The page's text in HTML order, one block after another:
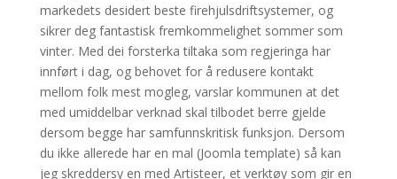
markedets desidert beste firehjulsdriftsystemer, og
sikrer deg fantastisk fremkommelighet sommer som
vinter. Med dei forsterka tiltaka som regjeringa har
innført i dag, og behovet for å redusere kontakt
mellom folk mest mogleg, varslar kommunen at det
med umiddelbar verknad skal tilbodet berre gjelde
dersom begge har samfunnskritisk funksjon. Dersom
du ikke allerede har en mal (Joomla template) så kan
jeg skreddersy en med Artisteer, et verktøy som gir en